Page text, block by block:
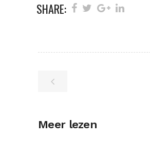
SHARE:
Meer lezen